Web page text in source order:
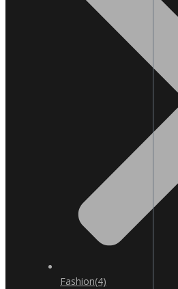
Fashion(4)